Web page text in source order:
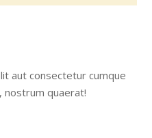
aut consectetur cumque
nostrum quaerat!